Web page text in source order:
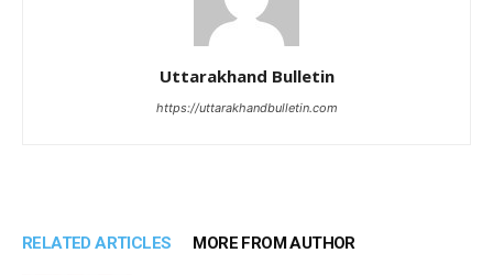
Uttarakhand Bulletin
https://uttarakhandbulletin.com
RELATED ARTICLES MORE FROM AUTHOR